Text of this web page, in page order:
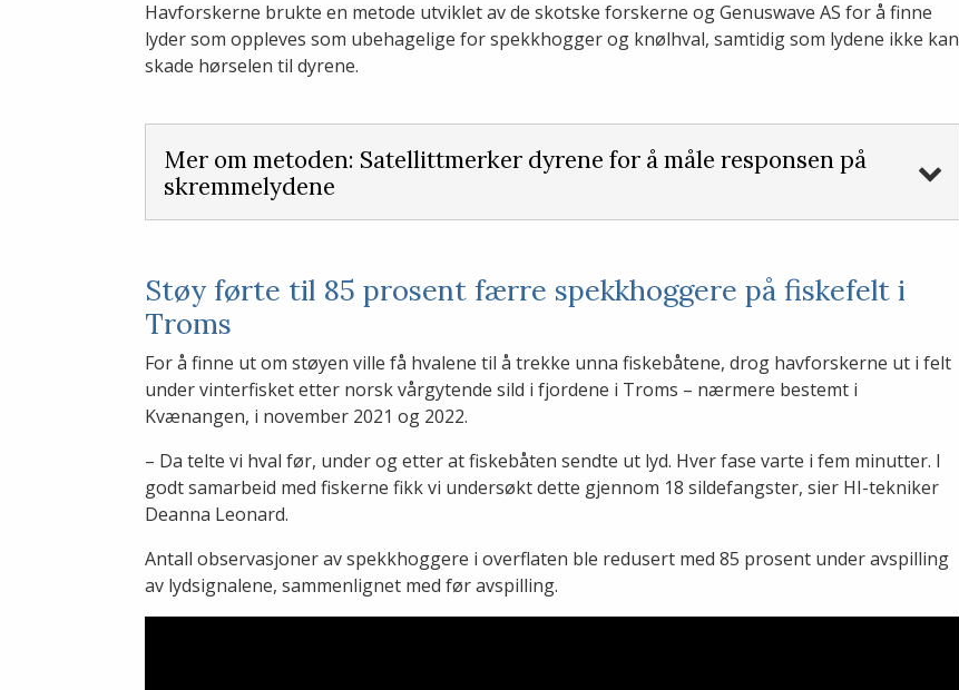
Havforskerne brukte en metode utviklet av de skotske forskerne og Genuswave AS for å finne
lyder som oppleves som ubehagelige for spekkhogger og knølhval, samtidig som lydene ikke kan
skade hørselen til dyrene.
Mer om metoden: Satellittmerker dyrene for å måle responsen på
skremmelydene
Støy førte til 85 prosent færre spekkhoggere på fiskefelt i
Troms
For å finne ut om støyen ville få hvalene til å trekke unna fiskebåtene, drog havforskerne ut i felt
under vinterfisket etter norsk vårgytende sild i fjordene i Troms – nærmere bestemt i
Kvænangen, i november 2021 og 2022.
– Da telte vi hval før, under og etter at fiskebåten sendte ut lyd. Hver fase varte i fem minutter. I
godt samarbeid med fiskerne fikk vi undersøkt dette gjennom 18 sildefangster, sier HI-tekniker
Deanna Leonard.
Antall observasjoner av spekkhoggere i overflaten ble redusert med 85 prosent under avspilling
av lydsignalene, sammenlignet med før avspilling.